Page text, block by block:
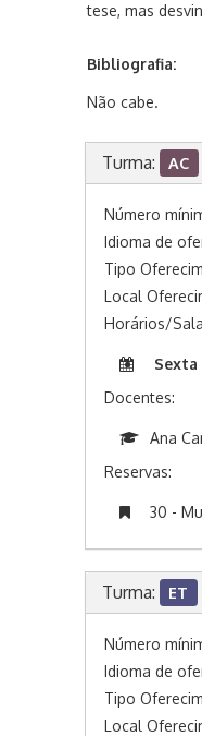
tese, mas
Bibliografia:
Não cabe.
Turma: AC
Número
Idioma de
Tipo
Local
Horários/
Sexta
Docentes:
Ana
Reservas:
30 -
Turma: ET
Número
Idioma de
Tipo
Local